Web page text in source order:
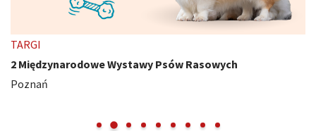
TARGI
2 Międzynarodowe Wystawy Psów Rasowych
Poznań